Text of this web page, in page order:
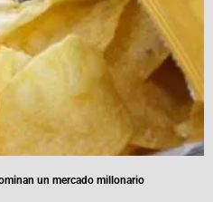
un mercado millonario